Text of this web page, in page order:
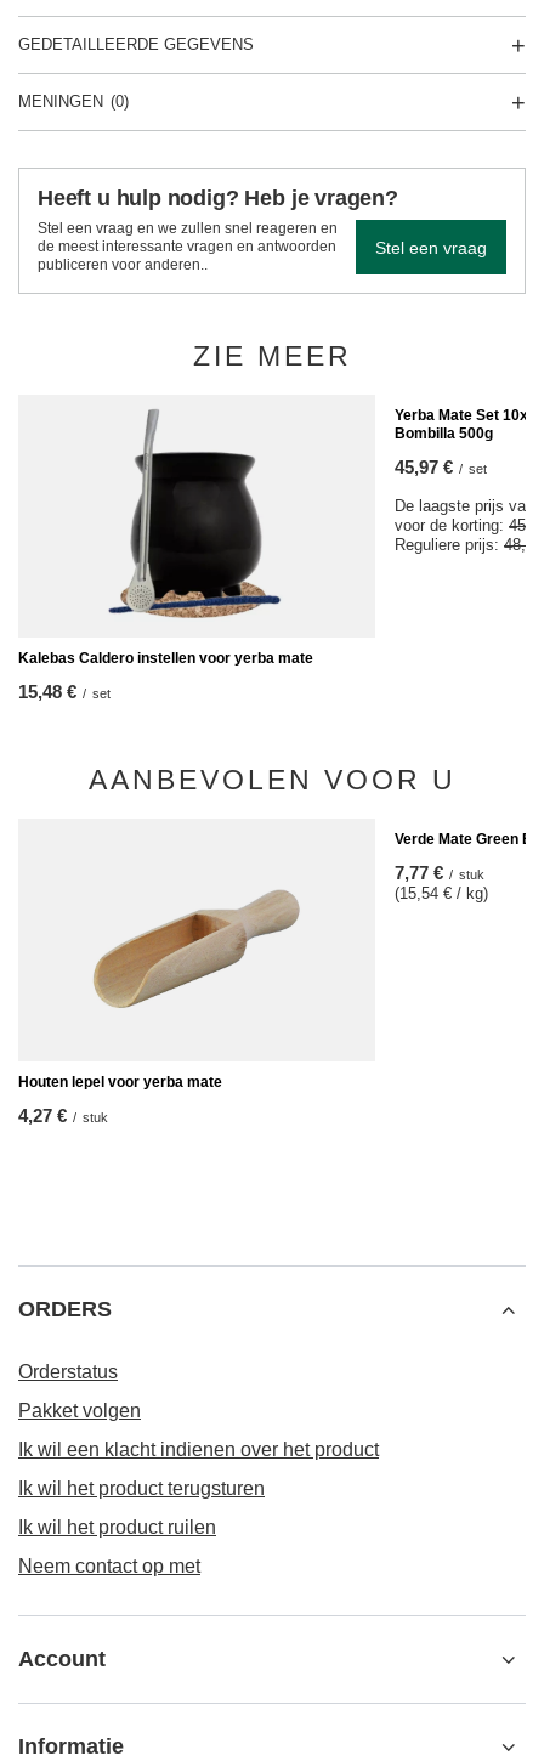
GEDETAILLEERDE GEGEVENS
MENINGEN (0)
Heeft u hulp nodig? Heb je vragen?
Stel een vraag en we zullen snel reageren en
de meest interessante vragen en antwoorden
publiceren voor anderen..
Stel een vraag
ZIE MEER
Kalebas Caldero instellen voor yerba mate
15,48 € / set
Yerba Mate Set
Bombilla 500g
45,97 € / set
De laagste prijs van
voor de korting:
Reguliere prijs:
AANBEVOLEN VOOR U
Houten lepel voor yerba mate
4,27 € / stuk
Verde Mate Green
7,77 € / stuk
(15,54 € / kg)
ORDERS
Orderstatus
Pakket volgen
Ik wil een klacht indienen over het product
Ik wil het product terugsturen
Ik wil het product ruilen
Neem contact op met
Account
Informatie